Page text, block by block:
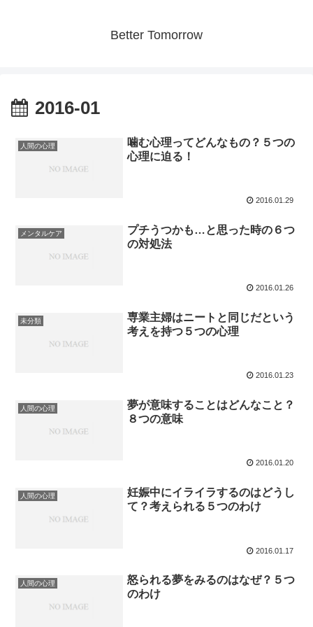
Better Tomorrow
2016-01
人間の心理
噛む心理ってどんなもの？５つの
心理に迫る！
2016.01.29
メンタルケア
プチうつかも…と思った時の６つ
の対処法
2016.01.26
未分類
専業主婦はニートと同じだという
考えを持つ５つの心理
2016.01.23
人間の心理
夢が意味することはどんなこと？
８つの意味
2016.01.20
人間の心理
妊娠中にイライラするのはどうし
て？考えられる５つのわけ
2016.01.17
人間の心理
怒られる夢をみるのはなぜ？５つ
のわけ